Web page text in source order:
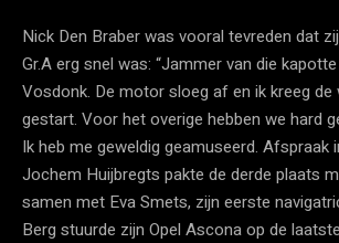
Nick Den Braber was vooral tevreden dat
Gr.A erg snel was: “Jammer van die
Vosdonk. De motor sloeg af en ik kreeg de
gestart. Voor het overige hebben we hard
Ik heb me geweldig geamuseerd. Afspraak
Jochem Huijbregts pakte de derde plaats
samen met Eva Smets, zijn eerste
Berg stuurde zijn Opel Ascona op de